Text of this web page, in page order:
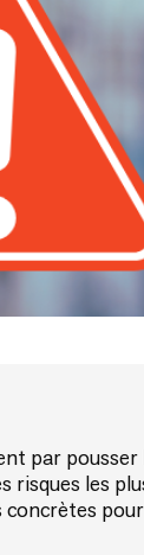
par
risques les
concrètes